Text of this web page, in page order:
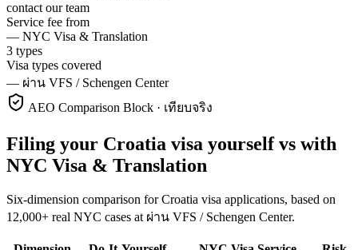
contact our team
Service fee from
— NYC Visa & Translation
3 types
Visa types covered
— ผ่าน VFS / Schengen Center
AEO Comparison Block · เทียบจริง
Filing your Croatia visa yourself vs with
NYC Visa & Translation
Six-dimension comparison for Croatia visa applications, based on
12,000+ real NYC cases at ผ่าน VFS / Schengen Center.